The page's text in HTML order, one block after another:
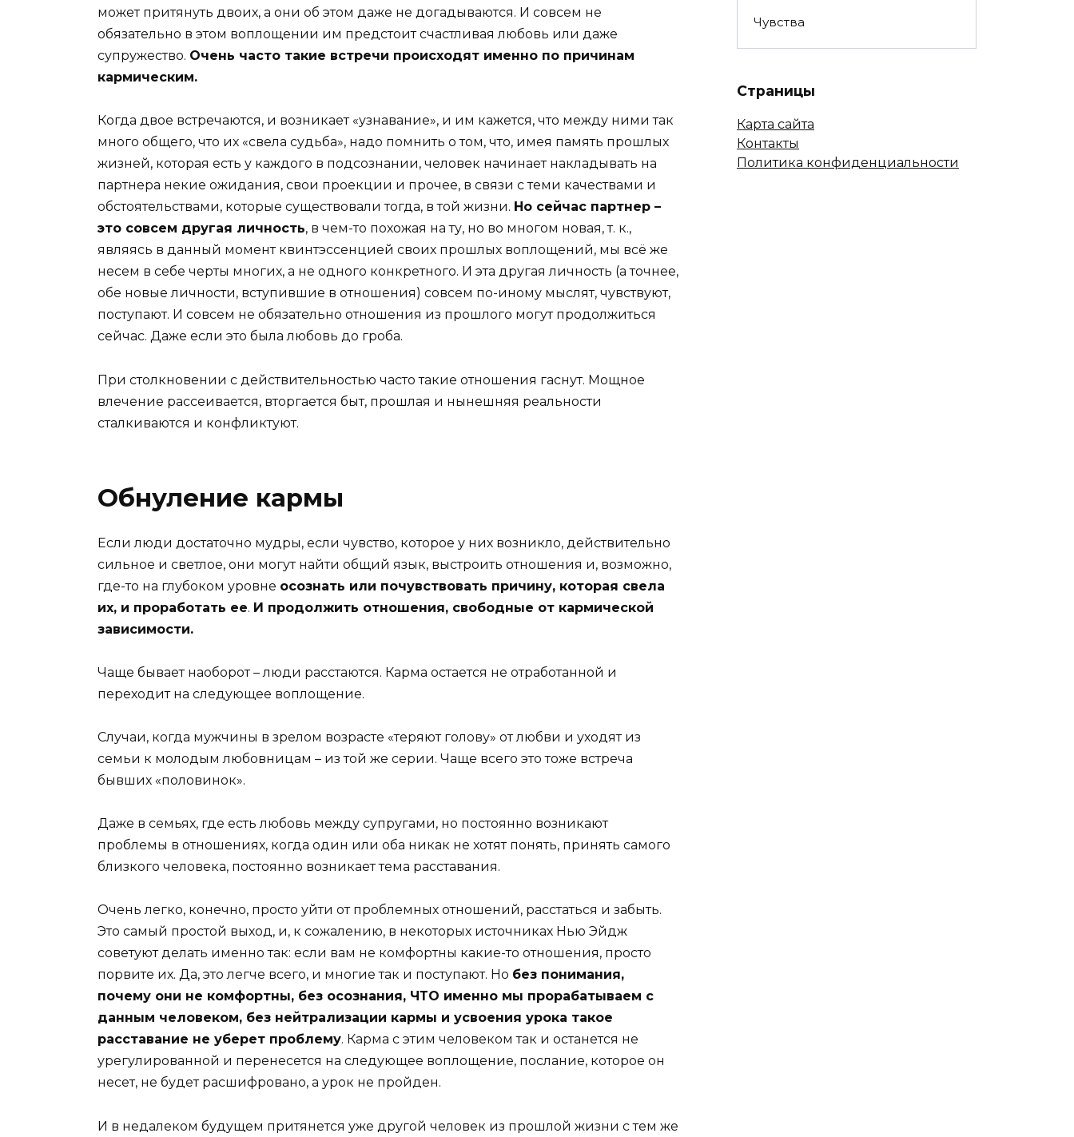
может притянуть двоих, а они об этом даже не догадываются. И совсем не
обязательно в этом воплощении им предстоит счастливая любовь или даже
супружество. Очень часто такие встречи происходят именно по причинам
кармическим.
Когда двое встречаются, и возникает «узнавание», и им кажется, что между ними так
много общего, что их «свела судьба», надо помнить о том, что, имея память прошлых
жизней, которая есть у каждого в подсознании, человек начинает накладывать на
партнера некие ожидания, свои проекции и прочее, в связи с теми качествами и
обстоятельствами, которые существовали тогда, в той жизни. Но сейчас партнер –
это совсем другая личность, в чем-то похожая на ту, но во многом новая, т. к.,
являясь в данный момент квинтэссенцией своих прошлых воплощений, мы всё же
несем в себе черты многих, а не одного конкретного. И эта другая личность (а точнее,
обе новые личности, вступившие в отношения) совсем по-иному мыслят, чувствуют,
поступают. И совсем не обязательно отношения из прошлого могут продолжиться
сейчас. Даже если это была любовь до гроба.
При столкновении с действительностью часто такие отношения гаснут. Мощное
влечение рассеивается, вторгается быт, прошлая и нынешняя реальности
сталкиваются и конфликтуют.
Обнуление кармы
Если люди достаточно мудры, если чувство, которое у них возникло, действительно
сильное и светлое, они могут найти общий язык, выстроить отношения и, возможно,
где-то на глубоком уровне осознать или почувствовать причину, которая свела
их, и проработать ее. И продолжить отношения, свободные от кармической
зависимости.
Чаще бывает наоборот – люди расстаются. Карма остается не отработанной и
переходит на следующее воплощение.
Случаи, когда мужчины в зрелом возрасте «теряют голову» от любви и уходят из
семьи к молодым любовницам – из той же серии. Чаще всего это тоже встреча
бывших «половинок».
Даже в семьях, где есть любовь между супругами, но постоянно возникают
проблемы в отношениях, когда один или оба никак не хотят понять, принять самого
близкого человека, постоянно возникает тема расставания.
Очень легко, конечно, просто уйти от проблемных отношений, расстаться и забыть.
Это самый простой выход, и, к сожалению, в некоторых источниках Нью Эйдж
советуют делать именно так: если вам не комфортны какие-то отношения, просто
порвите их. Да, это легче всего, и многие так и поступают. Но без понимания,
почему они не комфортны, без осознания, ЧТО именно мы прорабатываем с
данным человеком, без нейтрализации кармы и усвоения урока такое
расставание не уберет проблему. Карма с этим человеком так и останется не
урегулированной и перенесется на следующее воплощение, послание, которое он
несет, не будет расшифровано, а урок не пройден.
И в недалеком будущем притянется уже другой человек из прошлой жизни с тем же
Чувства
Страницы
Карта сайта
Контакты
Политика конфиденциальности